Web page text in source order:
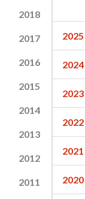
2018
2017
2016
2015
2014
2013
2012
2011
2025
2024
2023
2022
2021
2020